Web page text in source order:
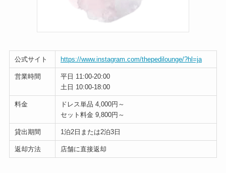
公式サイト https://www.instagram.com/thepedilounge/?hl=ja
営業時間
平日 11:00-20:00
土日 10:00-18:00
料金
ドレス単品 4,000円～
セット料金 9,800円～
貸出期間 1泊2日または2泊3日
返却方法 店舗に直接返却